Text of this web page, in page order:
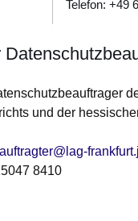
Telefon: +49
und der
8410